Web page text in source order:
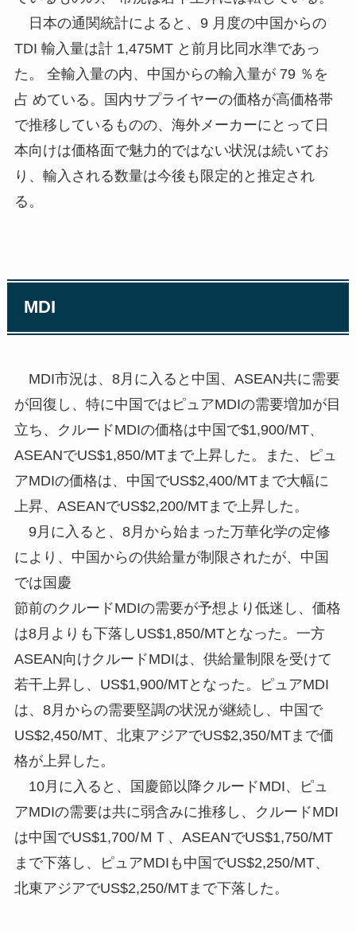
日本の通関統計によると、9 月度の中国からの
TDI 輸入量は計 1,475MT と前月比同水準であっ
た。 全輸入量の内、中国からの輸入量が 79 ％を
占 めている。国内サプライヤーの価格が高価格帯
で推移しているものの、海外メーカーにとって日
本向けは価格面で魅力的ではない状況は続いてお
り、輸入される数量は今後も限定的と推定され
る。
MDI
MDI市況は、8月に入ると中国、ASEAN共に需要
が回復し、特に中国ではピュアMDIの需要増加が目
立ち、クルードMDIの価格は中国で$1,900/MT、
ASEANでUS$1,850/MTまで上昇した。また、ピュ
アMDIの価格は、中国でUS$2,400/MTまで大幅に
上昇、ASEANでUS$2,200/MTまで上昇した。
9月に入ると、8月から始まった万華化学の定修
により、中国からの供給量が制限されたが、中国
では国慶
節前のクルードMDIの需要が予想より低迷し、価格
は8月よりも下落しUS$1,850/MTとなった。一方
ASEAN向けクルードMDIは、供給量制限を受けて
若干上昇し、US$1,900/MTとなった。ピュアMDI
は、8月からの需要堅調の状況が継続し、中国で
US$2,450/MT、北東アジアでUS$2,350/MTまで価
格が上昇した。
10月に入ると、国慶節以降クルードMDI、ピュ
アMDIの需要は共に弱含みに推移し、クルードMDI
は中国でUS$1,700/ＭＴ、ASEANでUS$1,750/MT
まで下落し、ピュアMDIも中国でUS$2,250/MT、
北東アジアでUS$2,250/MTまで下落した。